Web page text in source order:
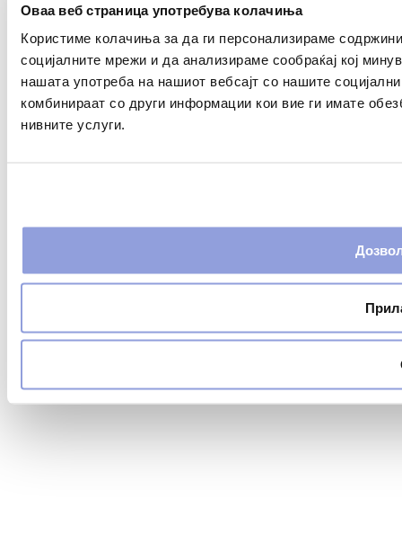
Оваа веб страница употребува колачиња
Користиме колачиња за да ги персонализираме
социјалните мрежи и да анализираме сообраќај кој
нашата употреба на нашиот вебсајт со нашите
комбинираат со други информации кои вие ги имате
нивните услуги.